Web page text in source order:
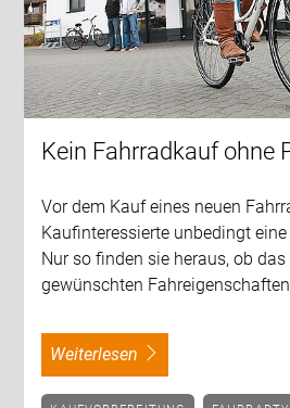
Kein Fahrradkauf ohne
Vor dem Kauf eines neuen
Kaufinteressierte unbedingt
Nur so finden sie heraus, ob
gewünschten
weiterlesen